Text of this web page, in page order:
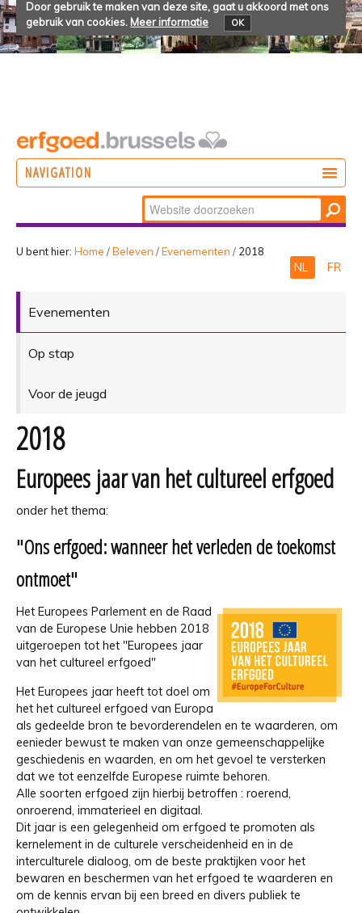
Door gebruik te maken van deze site, gaat u akkoord met ons
gebruik van cookies. Meer informatie OK
NAVIGATION
Zoek
Geavanceerd
zoeken...
U bent hier: Home /Beleven /Evenementen / 2018
NL FR
Evenementen
Op stap
Voor de jeugd
2018
Europees jaar van het cultureel erfgoed
onder het thema:
"Ons erfgoed: wanneer het verleden de toekomst
ontmoet"
Het Europees Parlement en de Raad
van de Europese Unie hebben 2018
uitgeroepen tot het "Europees jaar
van het cultureel erfgoed"
Het Europees jaar heeft tot doel om
het het cultureel erfgoed van Europa
als gedeelde bron te bevorderendelen en te waarderen, om
eenieder bewust te maken van onze gemeenschappelijke
geschiedenis en waarden, en om het gevoel te versterken
dat we tot eenzelfde Europese ruimte behoren.
Alle soorten erfgoed zijn hierbij betroffen : roerend,
onroerend, immaterieel en digitaal.
Dit jaar is een gelegenheid om erfgoed te promoten als
kernelement in de culturele verscheidenheid en in de
interculturele dialoog, om de beste praktijken voor het
bewaren en beschermen van het erfgoed te waarderen en
om de kennis ervan bij een breed en divers publiek te